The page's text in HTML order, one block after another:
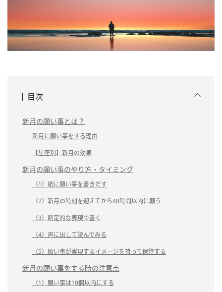
目次
新月の願い事とは？
新月に願い事をする理由
【星座別】新月の効果
新月の願い事のやり方・タイミング
（1）紙に願い事を書きだす
（2）新月の時刻を迎えてから48時間以内に願う
（3）断定的な表現で書く
（4）声に出して読んでみる
（5）願い事が実現するイメージを持って保管する
新月の願い事をする時の注意点
（1）願い事は10個以内にする